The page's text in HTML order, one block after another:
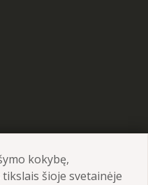
kokybę,
šioje svetainėje